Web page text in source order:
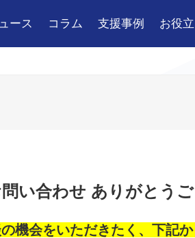
ース コラム 支援事例 お役
い合わせ ありがとうご
機会をいただきたく、下記